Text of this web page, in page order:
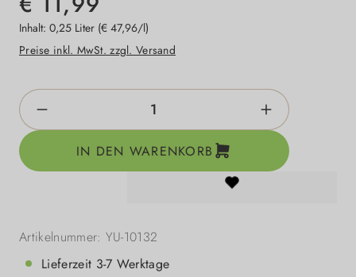
Inhalt: 0,25 Liter (€ 47,96/l)
Preise inkl. MwSt. zzgl. Versand
Produkt Anzahl: Gib den gewünschten
IN DEN WARENKORB
Artikelnummer: YU-10132
Lieferzeit 3-7 Werktage